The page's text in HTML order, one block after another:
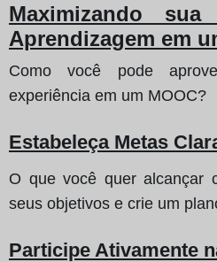
Maximizando
Aprendizagem em
Como você pode
experiência em um MOOC?
Estabeleça Metas
O que você quer alcançar
seus objetivos e crie um
Participe Ativamente